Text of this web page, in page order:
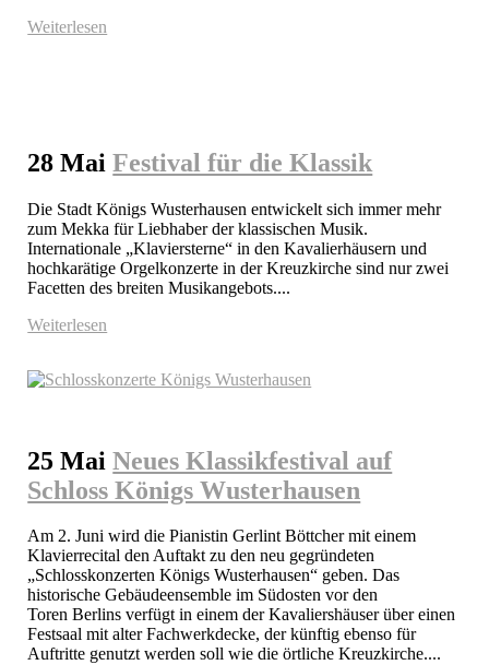
Weiterlesen
28 Mai Festival für die Klassik
Die Stadt Königs Wusterhausen entwickelt sich immer mehr
zum Mekka für Liebhaber der klassischen Musik.
Internationale „Klaviersterne“ in den Kavalierhäusern und
hochkarätige Orgelkonzerte in der Kreuzkirche sind nur zwei
Facetten des breiten Musikangebots....
Weiterlesen
25 Mai Neues Klassikfestival auf
Schloss Königs Wusterhausen
Am 2. Juni wird die Pianistin Gerlint Böttcher mit einem
Klavierrecital den Auftakt zu den neu gegründeten
„Schlosskonzerten Königs Wusterhausen“ geben. Das
historische Gebäudeensemble im Südosten vor den
Toren Berlins verfügt in einem der Kavaliershäuser über einen
Festsaal mit alter Fachwerkdecke, der künftig ebenso für
Auftritte genutzt werden soll wie die örtliche Kreuzkirche....